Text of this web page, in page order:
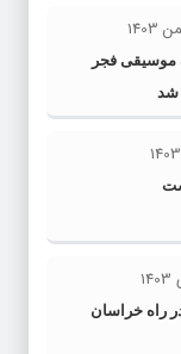
موسیقی فجر
شد
راه خراسان